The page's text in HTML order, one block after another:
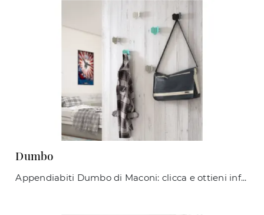
Dumbo
Appendiabiti Dumbo di Maconi: clicca e ottieni informazioni sui Complementi e appendiabiti moderni in metallo del rinomato marchio!